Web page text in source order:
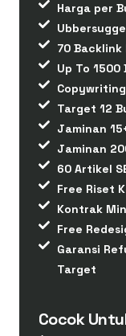
Harga per
70 Backlink
Up To
Copywriting
Target 12
Jaminan
Jaminan
60 Artikel
Free Riset
Kontrak
Free
Garansi
Target
Cocok